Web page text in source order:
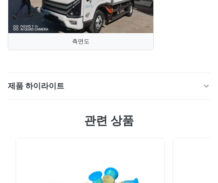
측면도
제품 하이라이트
내부 홈이 있는 구리 튜브를 갖추고 있습니다. 친환경
관련 상품